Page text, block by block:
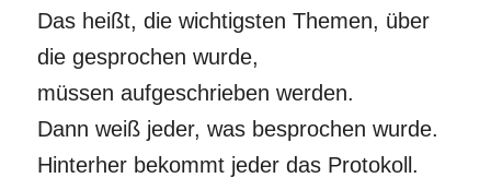
Das heißt, die wichtigsten Themen, über
die gesprochen wurde,
müssen aufgeschrieben werden.
Dann weiß jeder, was besprochen wurde.
Hinterher bekommt jeder das Protokoll.